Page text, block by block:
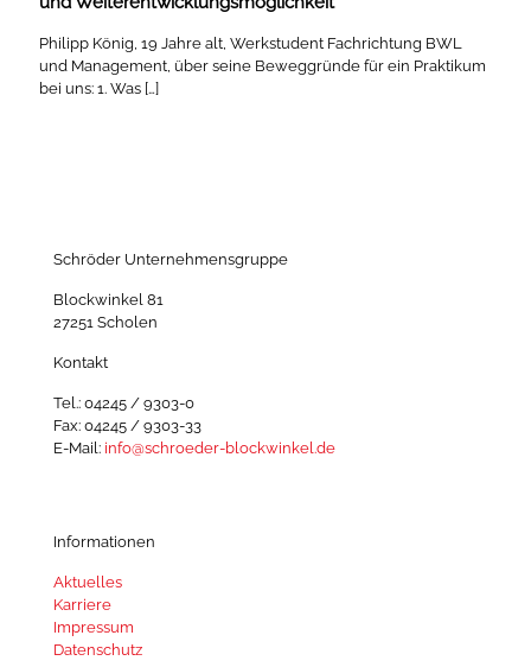
Philipp König, 19 Jahre alt, Werkstudent Fachrichtung BWL
und Management, über seine Beweggründe für ein Praktikum
bei uns: 1. Was […]
Schröder Unternehmensgruppe
Blockwinkel 81
27251 Scholen
Kontakt
Tel.: 04245 / 9303-0
Fax: 04245 / 9303-33
E-Mail: info@schroeder-blockwinkel.de
Informationen
Aktuelles
Karriere
Impressum
Datenschutz